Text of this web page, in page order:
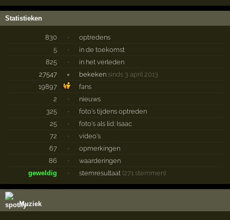
Statistieken
830 ·
optredens
5
·
in de toekomst
825
·
in het verleden
27547
× bekeken sinds 3 april 2013
19897
fans
2
·
nieuws
325
·
foto's tijdens optreden
25
·
foto's als lid: Isaac
72
·
video's
67
·
opmerkingen
86
·
waarderingen
geweldig
· stemresultaat (271 stemmen)
Muziek